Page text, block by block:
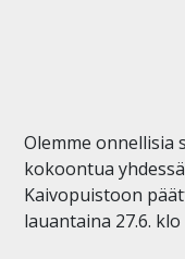
Olemme onnellisia
kokoontua
Kaivopuistoon
lauantaina 27.6. klo